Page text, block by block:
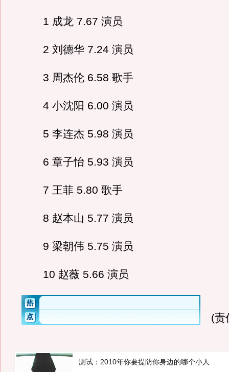
1 成龙 7.67 演员
2 刘德华 7.24 演员
3 周杰伦 6.58 歌手
4 小沈阳 6.00 演员
5 李连杰 5.98 演员
6 章子怡 5.93 演员
7 王菲 5.80 歌手
8 赵本山 5.77 演员
9 梁朝伟 5.75 演员
10 赵薇 5.66 演员
(责
测试：2010年你要提防你身边的哪个小人